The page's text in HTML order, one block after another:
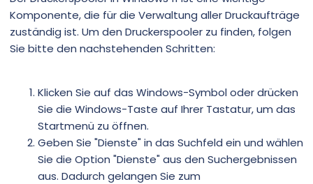
Komponente, die für die Verwaltung aller Druckaufträge
zuständig ist. Um den Druckerspooler zu finden, folgen
Sie bitte den nachstehenden Schritten:
Klicken Sie auf das Windows-Symbol oder drücken
Sie die Windows-Taste auf Ihrer Tastatur, um das
Startmenü zu öffnen.
Geben Sie "Dienste" in das Suchfeld ein und wählen
Sie die Option "Dienste" aus den Suchergebnissen
aus. Dadurch gelangen Sie zum